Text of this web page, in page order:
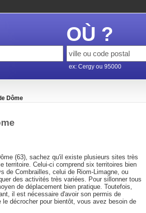
OÙ ?
ex: Cergy ou 95000
Dôme
(63), sachez qu'il existe plusieurs sites très
territoire. Celui-ci comprend six territoires bien
de Combrailles, celui de Riom-Limagne, ou
des activités très variées. Pour sillonner tous
de déplacement bien pratique. Toutefois,
il est nécessaire d'avoir son permis de
décrocher pour bientôt, vous avez besoin de